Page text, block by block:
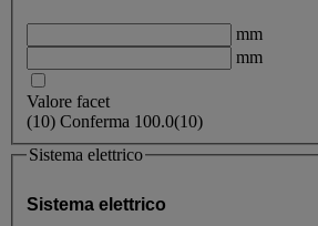
mm
mm
Valore facet
(10) Conferma 100.0(10)
Sistema elettrico
Sistema elettrico